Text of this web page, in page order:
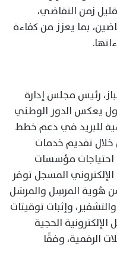
زمن التقاضي،
بما يعزز من كفاءة
رئيس مجلس إدارة
يعكس الدور الوطني
للبريد في دعم خطط
خلال تقديم خدمات
احتياجات مؤسسات
المسجل توفر
هُوية المرسِل والمرسَل
وإثبات توقيتات
الحجية
الرقمية، وفقًا